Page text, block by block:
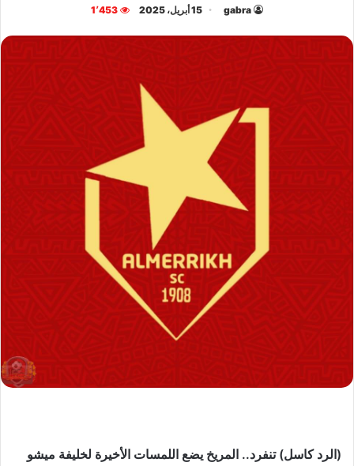
gabra 15 أبريل، 2025 1٬453
(الرد كاسل) تنفرد.. المريخ يضع اللمسات الأخيرة لخليفة ميشو